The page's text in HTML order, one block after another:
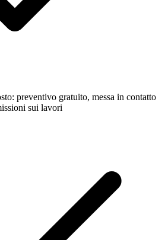
preventivo gratuito, messa in contatto
sui lavori